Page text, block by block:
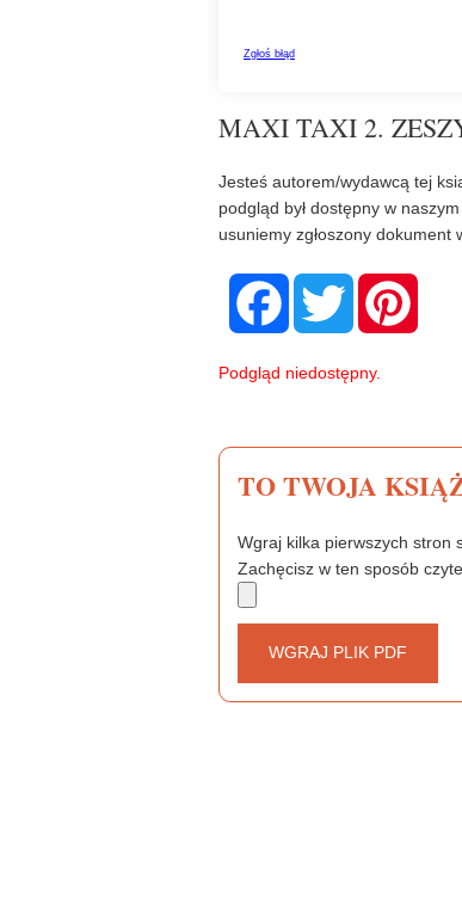
MAXI TAXI 2.
Jesteś autorem/wydawcą tej
podgląd był dostępny w
usuniemy zgłoszony dokument
F
o
T
w
e
Podgląd niedostępny.
TO TWOJA
Wgraj kilka pierwszych stron
Zachęcisz w ten sposób
WGRAJ PLIK PDF